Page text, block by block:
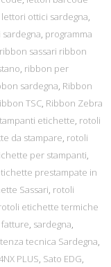
lettori ottici sardegna,
, programma
sassari ribbon
, ribbon per
sardegna, Ribbon
TSC, Ribbon Zebra
etichette, rotoli
da stampare, rotoli
per stampanti,
prestampate in
Sassari, rotoli
etichette termiche
, sardegna,
tecnica Sardegna,
PLUS, Sato EDG,